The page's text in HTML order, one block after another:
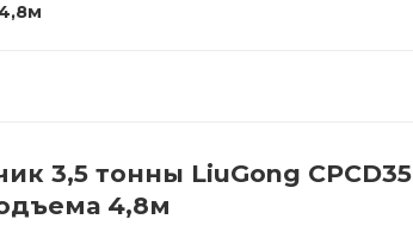
3,5 тонны LiuGong CPCD35
4,8м